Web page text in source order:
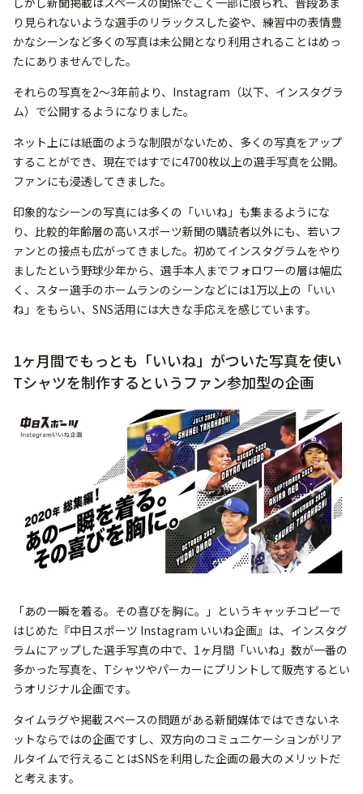
り見られないような選手のリラックスした姿や、練習中の表情豊
かなシーンなど多くの写真は未公開となり利用されることはめっ
たにありませんでした。
それらの写真を2〜3年前より、Instagram（以下、インスタグラ
ム）で公開するようになりました。
ネット上には紙面のような制限がないため、多くの写真をアップ
することができ、現在ではすでに4700枚以上の選手写真を公開。
ファンにも浸透してきました。
印象的なシーンの写真には多くの「いいね」も集まるようにな
り、比較的年齢層の高いスポーツ新聞の購読者以外にも、若いフ
ァンとの接点も広がってきました。初めてインスタグラムをやり
ましたという野球少年から、選手本人までフォロワーの層は幅広
く、スター選手のホームランのシーンなどには1万以上の「いい
ね」をもらい、SNS活用には大きな手応えを感じています。
1ヶ月間でもっとも「いいね」がついた写真を使い
Tシャツを制作するというファン参加型の企画
「あの一瞬を着る。その喜びを胸に。」というキャッチコピーで
はじめた『中日スポーツ Instagram いいね企画』は、インスタグ
ラムにアップした選手写真の中で、1ヶ月間「いいね」数が一番の
多かった写真を、Tシャツやパーカーにプリントして販売するとい
うオリジナル企画です。
タイムラグや掲載スペースの問題がある新聞媒体ではできないネ
ットならではの企画ですし、双方向のコミュニケーションがリア
ルタイムで行えることはSNSを利用した企画の最大のメリットだ
と考えます。